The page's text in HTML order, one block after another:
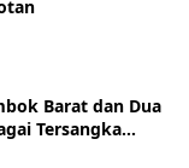
Barat dan Dua
Tersangka